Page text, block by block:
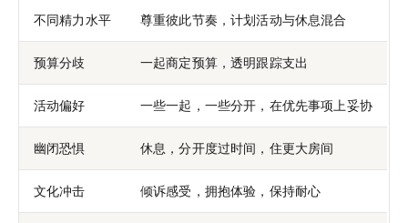
不同精力水平 尊重彼此节奏，计划活动与休息混合
预算分歧 一起商定预算，透明跟踪支出
活动偏好 一些一起，一些分开，在优先事项上妥协
幽闭恐惧 休息，分开度过时间，住更大房间
文化冲击 倾诉感受，拥抱体验，保持耐心